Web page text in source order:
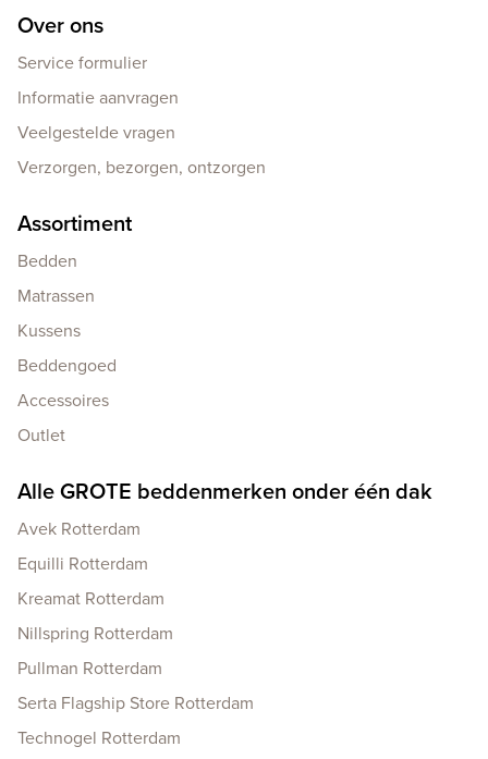
Over ons
Service formulier
Informatie aanvragen
Veelgestelde vragen
Verzorgen, bezorgen, ontzorgen
Assortiment
Bedden
Matrassen
Kussens
Beddengoed
Accessoires
Outlet
Alle GROTE beddenmerken onder één dak
Avek Rotterdam
Equilli Rotterdam
Kreamat Rotterdam
Nillspring Rotterdam
Pullman Rotterdam
Serta Flagship Store Rotterdam
Technogel Rotterdam